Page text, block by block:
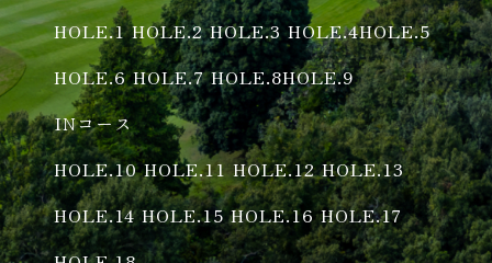
HOLE.1 HOLE.2 HOLE.3 HOLE.4HOLE.5
HOLE.6 HOLE.7 HOLE.8HOLE.9
INコース
HOLE.10 HOLE.11 HOLE.12 HOLE.13
HOLE.14 HOLE.15 HOLE.16 HOLE.17